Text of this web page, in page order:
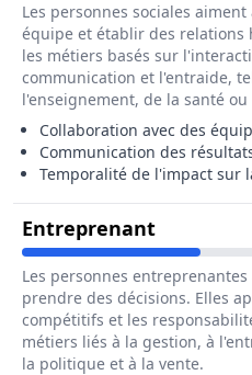
Les personnes sociales
équipe et établir des relations
les métiers basés sur
communication et l'entraide,
l'enseignement, de la santé
Collaboration avec des
Communication des
Temporalité de l'impact sur
EntreprenantPour Le
Les personnes
prendre des décisions. Elles
compétitifs et les
métiers liés à la gestion, à
la politique et à la vente.